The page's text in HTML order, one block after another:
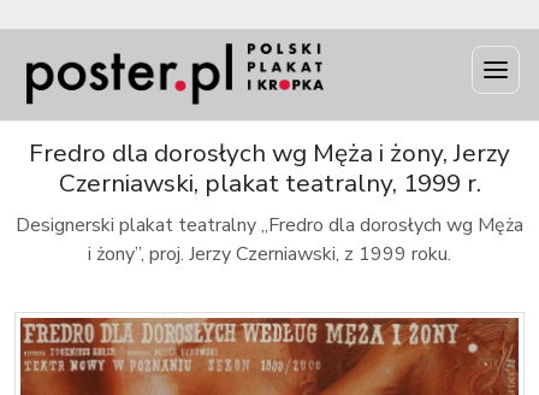
Fredro dla dorosłych wg Męża i żony, Jerzy
Czerniawski, plakat teatralny, 1999 r.
Designerski plakat teatralny „Fredro dla dorosłych wg Męża
i żony”, proj. Jerzy Czerniawski, z 1999 roku.